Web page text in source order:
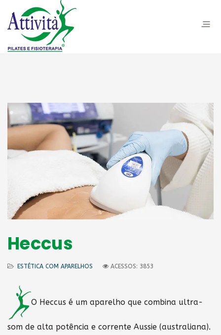
Heccus
ESTÉTICA COM APARELHOS ACESSOS: 3853
O Heccus é um aparelho que combina ultra-
som de alta potência e corrente Aussie (australiana).